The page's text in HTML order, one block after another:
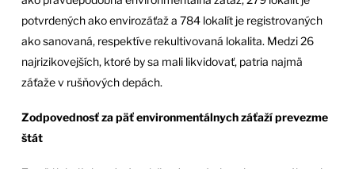
potvrdených ako envirozáťaž a 784 lokalít je registrovaných
ako sanovaná, respektíve rekultivovaná lokalita. Medzi 26
najrizikovejších, ktoré by sa mali likvidovať, patria najmä
záťaže v rušňových depách.
Zodpovednosť za päť environmentálnych záťaží prevezme
štát